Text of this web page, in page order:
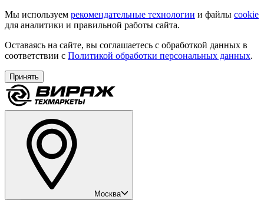
Мы используем рекомендательные технологии и файлы cookie
для аналитики и правильной работы сайта.
Оставаясь на сайте, вы соглашаетесь с обработкой данных в
соответствии с Политикой обработки персональных данных.
Принять
Москва